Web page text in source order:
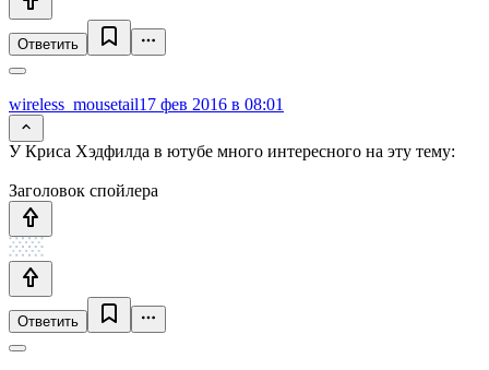
Ответить
wireless_mousetail17 фев 2016 в 08:01
У Криса Хэдфилда в ютубе много интересного на эту тему:
Заголовок спойлера
Ответить